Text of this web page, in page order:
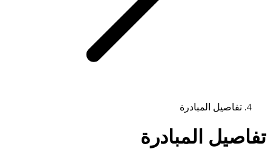
تفاصيل المبادرة
تفاصيل المبادرة